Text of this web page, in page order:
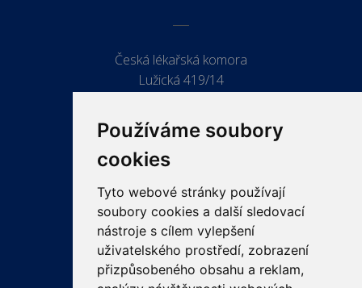
Používáme soubory
cookies
Tyto webové stránky používají
soubory cookies a další sledovací
nástroje s cílem vylepšení
uživatelského prostředí, zobrazení
přizpůsobeného obsahu a reklam,
Česká lékařská komora
Lužická 419/14
ODKAZY
PRO LÉKAŘE
PRO VEŘEJNOST
VZDĚLÁVÁNÍ